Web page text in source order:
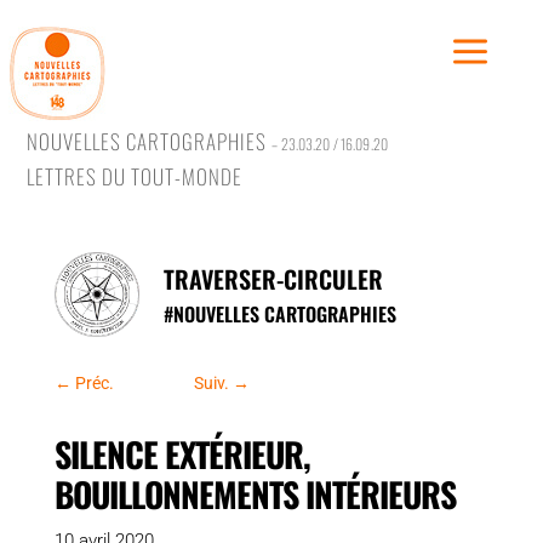
NOUVELLES CARTOGRAPHIES– 23.03.20 / 16.09.20
LETTRES DU TOUT-MONDE
TRAVERSER-CIRCULER
#NOUVELLES CARTOGRAPHIES
← Préc. Suiv. →
SILENCE EXTÉRIEUR,
BOUILLONNEMENTS INTÉRIEURS